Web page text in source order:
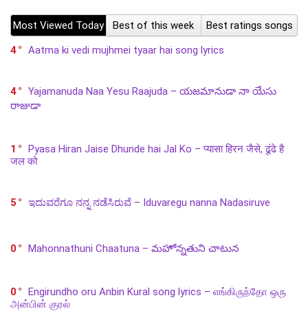
Most Viewed Today Best of this week
Best ratings songs
4
Aatma ki vedi mujhmei tyaar hai song lyrics
4
Yajamanuda Naa Yesu Raajuda – యజమానుడా నా యేసు
రాజుడా
1
Pyasa Hiran Jaise Dhunde hai Jal Ko – प्यासा हिरन जैसे, ढूंढे है
जल को
5 ಇದುವರೆಗೂ ನನ್ನ ನಡೆಸಿರುವೆ – Iduvaregu nanna Nadasiruve
0 Mahonnathuni Chaatuna – మహోన్నతుని చాటున
0
Engirundho oru Anbin Kural song lyrics – எங்கிருந்தோ ஒரு
அன்பின் குரல்